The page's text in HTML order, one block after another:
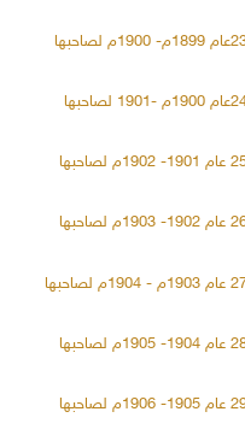
جريدة لسان الحال البيروتية - السنة 23عام 1899م- 1900م لصاحبها
جريدة لسان الحال البيروتية - السنة 24عام 1900م -1901 لصاحبها
جريدة لسان الحال البيروتية - السنة 25 عام 1901- 1902م لصاحبها
جريدة لسان الحال البيروتية - السنة 26 عام 1902- 1903م لصاحبها
جريدة لسان الحال البيروتية - السنة 27 عام 1903م - 1904م لصاحبها
جريدة لسان الحال البيروتية - السنة 28 عام 1904- 1905م لصاحبها
جريدة لسان الحال البيروتية - السنة 29 عام 1905- 1906م لصاحبها